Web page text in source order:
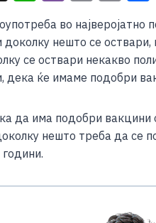
h
at
s
A
p
er ai
l
p
y
Li
k
во
доколку нешто се
се оствари некакво
дека ќе имаме подобри
да има подобри
нешто треба да се